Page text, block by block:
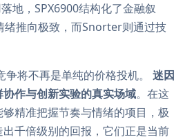
地，SPX6900结构化了金融叙
绪推向极致，而Snorter则通过技
将不再是单纯的价格投机。 迷因
作与创新实验的真实场域。在这
精准把握节奏与情绪的项目，极
千倍级别的回报，它们正是当前